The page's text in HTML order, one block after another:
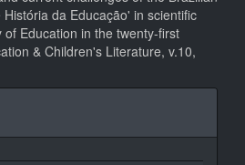
da Educação' in scientific
Education in the twenty-first
& Children's Literature, v.10,